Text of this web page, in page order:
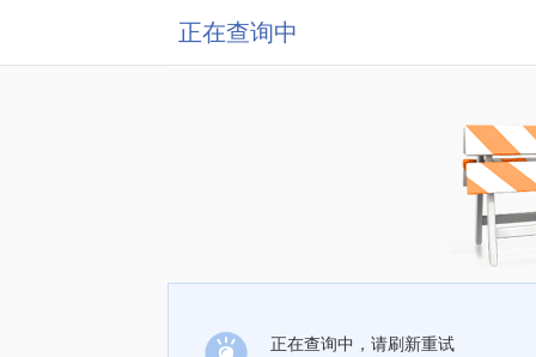
正在查询中
正在查询中，请刷新重试